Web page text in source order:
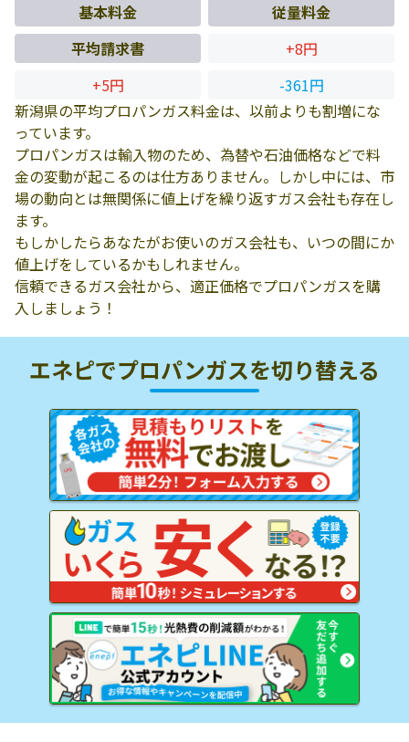
基本料金
従量料金
平均請求書
+8円
+5円
-361円
新潟県の平均プロパンガス料金は、以前よりも割増にな
っています。
プロパンガスは輸入物のため、為替や石油価格などで料
金の変動が起こるのは仕方ありません。しかし中には、市
場の動向とは無関係に値上げを繰り返すガス会社も存在し
ます。
もしかしたらあなたがお使いのガス会社も、いつの間にか
値上げをしているかもしれません。
信頼できるガス会社から、適正価格でプロパンガスを購
入しましょう！
エネピでプロパンガスを切り替える